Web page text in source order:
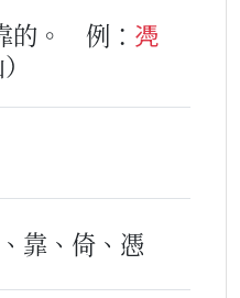
的。 例： 凴
靠、倚、憑